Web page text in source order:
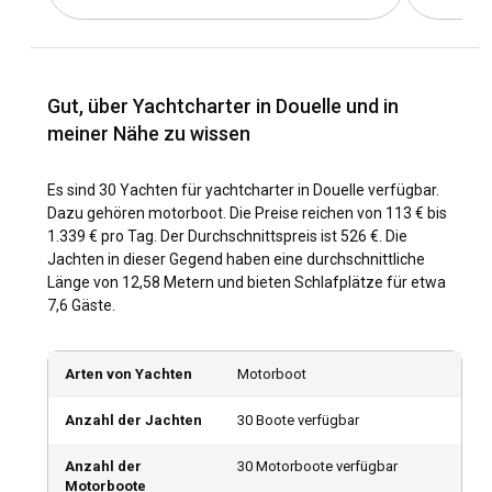
Douelle auch mit dem Zug erreichen, da der Bahnhof
Yachtcharter in Douelle?
Vorstellungskraft. Beginnen Sie Ihre Reise in der Marina
Douelle, einer beliebten Wahl unter Seglern, und segeln Sie
flussaufwärts, um die malerische Gemeinde Albas mit ihren
schönen Weinbergen zu erkunden. Eine weitere beliebte
Route ist die flussabwärts führende Reise nach Cahors, die
atemberaubende Ausblicke auf die ikonische Valentré-
finden Sie Schönheit und Abenteuer bei jeder Wendung des
chartern?
Gut, über Yachtcharter in Douelle und in
meiner Nähe zu wissen
Es sind 30 Yachten für yachtcharter in Douelle verfügbar.
Dazu gehören motorboot. Die Preise reichen von 113 € bis
1.339 € pro Tag. Der Durchschnittspreis ist 526 €. Die
Jachten in dieser Gegend haben eine durchschnittliche
Länge von 12,58 Metern und bieten Schlafplätze für etwa
7,6 Gäste.
Arten von Yachten Motorboot
Anzahl der Jachten 30 Boote verfügbar
Anzahl der
Motorboote
30 Motorboote verfügbar